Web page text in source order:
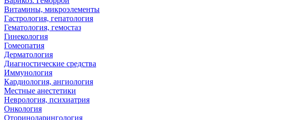
Витамины, микроэлементы
Гастрология, гепатология
Гематология, гемостаз
Гинекология
Гомеопатия
Дерматология
Диагностические средства
Иммунология
Кардиология, ангиология
Местные анестетики
Неврология, психиатрия
Онкология
Оториноларингология